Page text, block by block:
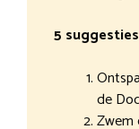
5
de
Zwem